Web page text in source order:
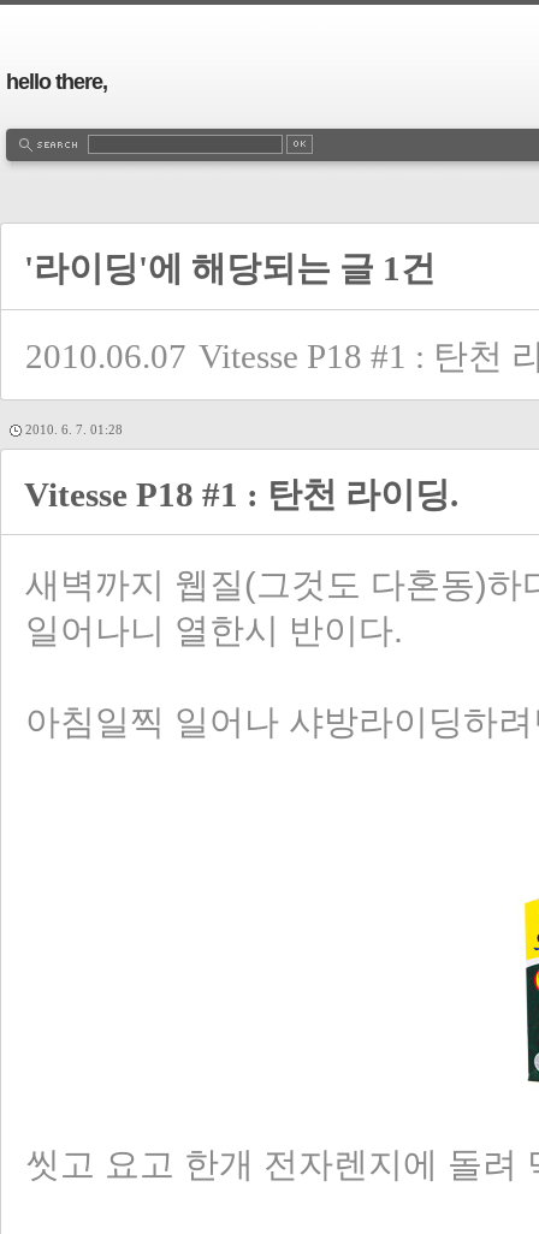
hello there,
'라이딩'에 해당되는 글 1건
2010.06.07 Vitesse P18 #1 : 탄천
2010. 6. 7. 01:28
Vitesse P18 #1 : 탄천 라이딩.
새벽까지 웹질(그것도 다혼동)하
일어나니 열한시 반이다.
아침일찍 일어나 샤방라이딩하
씻고 요고 한개 전자렌지에 돌려